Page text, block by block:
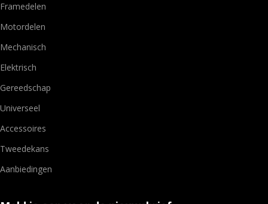
Framedelen
Motordelen
Mechanisch
Elektrisch
Gereedschap
Universeel
Accessoires
Tweedekans
Aanbiedingen